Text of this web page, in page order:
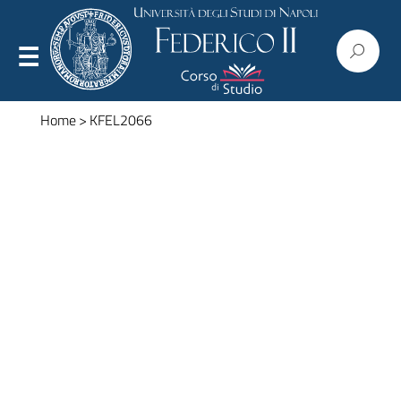
Home> KFEL2066